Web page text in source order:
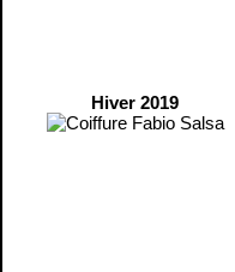
Hiver 2019